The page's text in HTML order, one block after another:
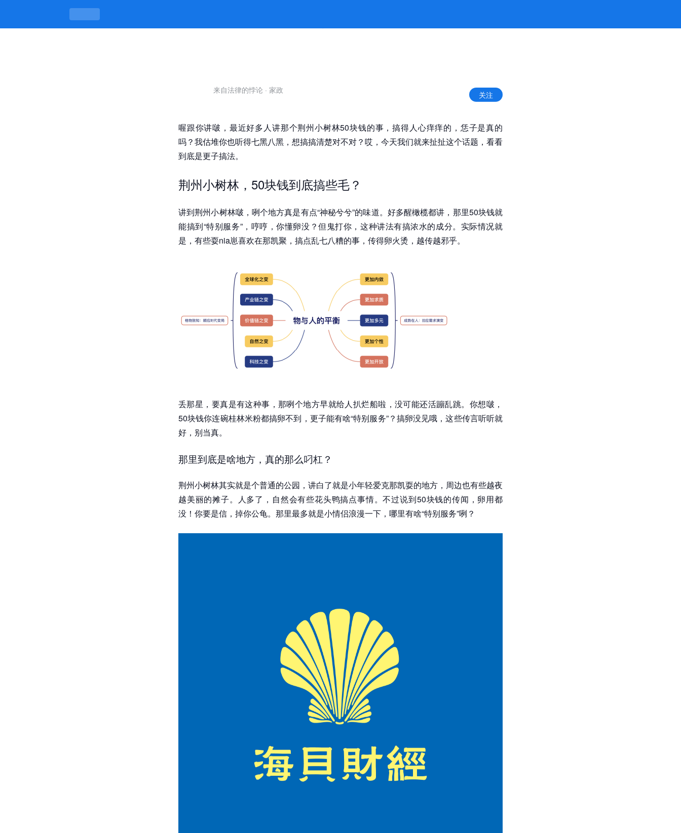
荆州小树林50元是真的吗，背后真相到底是什么？ -jiuyou九游娱乐官方
来自法律的悖论 · 家政 关注
喔跟你讲啵，最近好多人讲那个荆州小树林50块钱的事，搞得人心痒痒的，恁子是真的
吗？我估堆你也听得七黑八黑，想搞搞清楚对不对？哎，今天我们就来扯扯这个话题，看看
到底是更子搞法。
荆州小树林，50块钱到底搞些毛？
讲到荆州小树林啵，咧个地方真是有点“神秘兮兮”的味道。好多醒橄榄都讲，那里50块钱就
能搞到“特别服务”，哼哼，你懂卵没？但鬼打你，这种讲法有搞浓水的成分。实际情况就
是，有些耍nia崽喜欢在那凯聚，搞点乱七八糟的事，传得卵火烫，越传越邪乎。
丢那星，要真是有这种事，那咧个地方早就给人扒烂船啦，没可能还活蹦乱跳。你想啵，
50块钱你连碗桂林米粉都搞卵不到，更子能有啥“特别服务”？搞卵没见哦，这些传言听听就
好，别当真。
那里到底是啥地方，真的那么叼杠？
荆州小树林其实就是个普通的公园，讲白了就是小年轻爱克那凯耍的地方，周边也有些越夜
越美丽的摊子。人多了，自然会有些花头鸭搞点事情。不过说到50块钱的传闻，卵用都
没！你要是信，掉你公龟。那里最多就是小情侣浪漫一下，哪里有啥“特别服务”咧？